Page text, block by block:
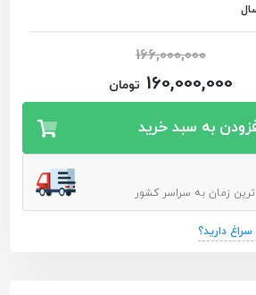
166,000,000
160,000,000 تومان
به سبد خرید
زمان به سراسر کشور
دارید؟